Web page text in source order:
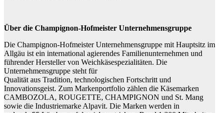
Über die Champignon-Hofmeister Unternehmensgruppe
Die Champignon-Hofmeister Unternehmensgruppe mit Hauptsitz im
Allgäu ist ein international agierendes Familienunternehmen und
führender Hersteller von Weichkäsespezialitäten. Die
Unternehmensgruppe steht für
Qualität aus Tradition, technologischen Fortschritt und
Innovationsgeist. Zum Markenportfolio zählen die Käsemarken
CAMBOZOLA, ROUGETTE, CHAMPIGNON und St. Mang
sowie die Industriemarke Alpavit. Die Marken werden in